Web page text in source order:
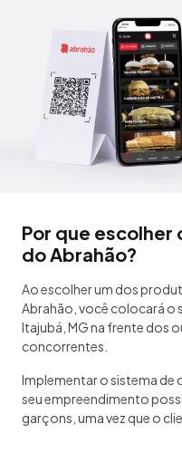
Por que
do Abrahão?
Ao escolher um dos
Abrahão, você colocará o
Itajubá, MG na frente dos
concorrentes.
Implementar o sistema de
seu empreendimento
garçons, uma vez que o